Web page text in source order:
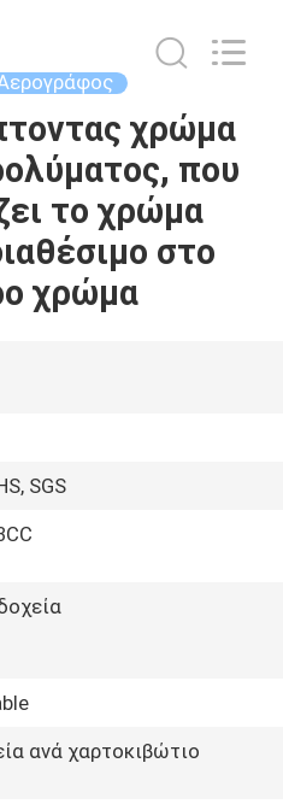
χρώμα
που
το χρώμα
στο
χρώμα
SGS
ανά χαρτοκιβώτιο